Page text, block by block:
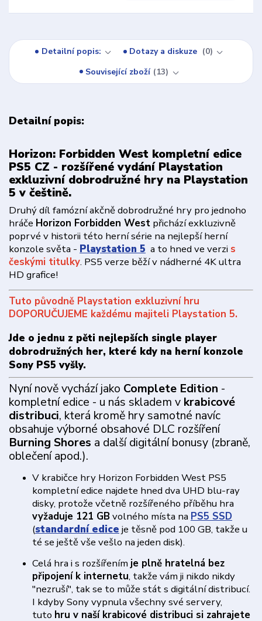
Detailní popis: Dotazy a diskuze
0
Související zboží
13
Detailní popis:
Horizon: Forbidden West kompletní edice
PS5 CZ - rozšířené vydání Playstation
exkluzivní dobrodružné hry na Playstation
5 v češtině.
Druhý díl famózní akčně dobrodružné hry pro jednoho
hráče Horizon Forbidden West přichází exkluzivně
poprvé v historii této herní série na nejlepší herní
konzole světa - Playstation 5 a to hned ve verzi s
českými titulky. PS5 verze běží v nádherné 4K ultra
HD grafice!
Tuto původně Playstation exkluzivní hru
DOPORUČUJEME každému majiteli Playstation 5.
Jde o jednu z pěti nejlepších single player
dobrodružných her, které kdy na herní konzole
Sony PS5 vyšly.
Nyní nově vychází jako Complete Edition -
kompletní edice - u nás skladem v krabicové
distribuci, která kromě hry samotné navíc
obsahuje výborné obsahové DLC rozšíření
Burning Shores a další digitální bonusy (zbraně,
oblečení apod.).
V krabičce hry Horizon Forbidden West PS5
kompletní edice najdete hned dva UHD blu-ray
disky, protože včetně rozšířeného příběhu hra
vyžaduje 121 GB volného místa na PS5 SSD
(standardní edice je těsně pod 100 GB, takže u
té se ještě vše vešlo na jeden disk).
Celá hra i s rozšířením je plně hratelná bez
připojení k internetu, takže vám ji nikdo nikdy
"nezruší", tak se to může stát s digitální distribucí.
I kdyby Sony vypnula všechny své servery,
tuto hru v naší krabicové distribuci si zahrajete